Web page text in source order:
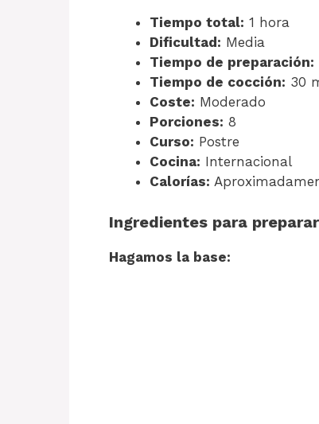
Tiempo total: 1 hora
Dificultad: Media
Tiempo de preparación:
Tiempo de cocción: 30
Coste: Moderado
Porciones: 8
Curso: Postre
Cocina: Internacional
Calorías:
Ingredientes para
Hagamos la base: